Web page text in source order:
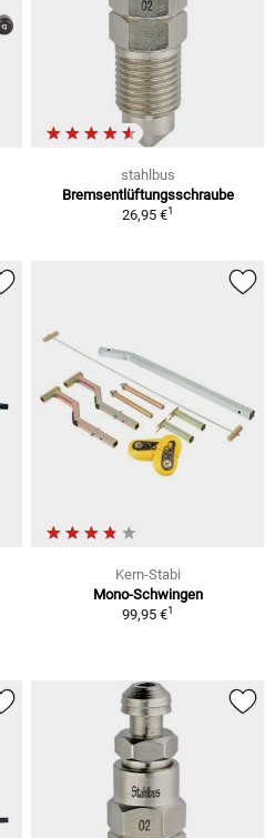
stahlbus
Bremsentlüftungsschraube
26,95 €1
Kern-Stabi
Mono-Schwingen
99,95 €1